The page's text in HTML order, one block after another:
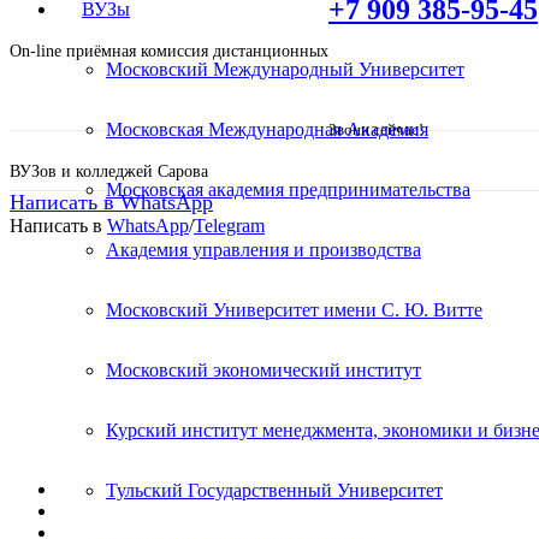
On-line приёмная комиссия дистанционных
ВУЗов и колледжей Сарова
+7 909 385-95-45
Звони сейчас!
ВУЗы
Московский Международный Университет
Московская Международная Академия
Московская академия предпринимательства
Академия управления и производства
Московский Университет имени С. Ю. Витте
Московский экономический институт
Курский институт менеджмента, экономики и
Тульский Государственный Университет
Написать в WhatsApp
Написать в WhatsApp/Telegram
Высшее образование –
Специальные условия обучения для жителей
Поступить и учиться легко;